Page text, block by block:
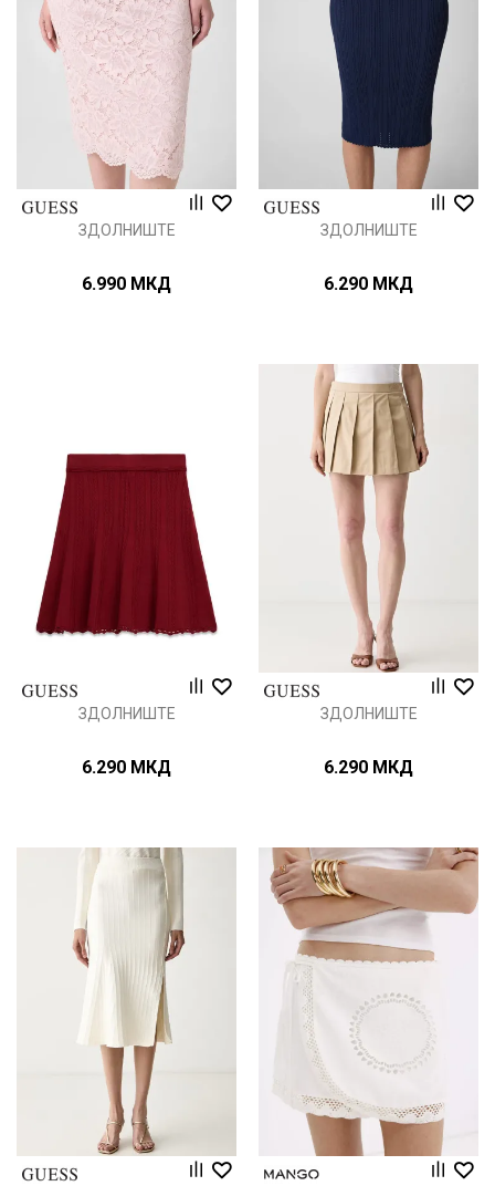
ЗДОЛНИШТЕ
6.990 МКД
ЗДОЛНИШТЕ
6.290 МКД
ЗДОЛНИШТЕ
6.290 МКД
ЗДОЛНИШТЕ
6.290 МКД